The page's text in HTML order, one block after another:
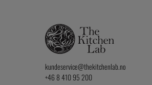
kundeservice@thekitchenlab.no
+46 8 410 95 200